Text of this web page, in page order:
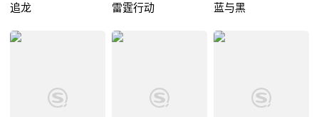
追龙 雷霆行动 蓝与黑